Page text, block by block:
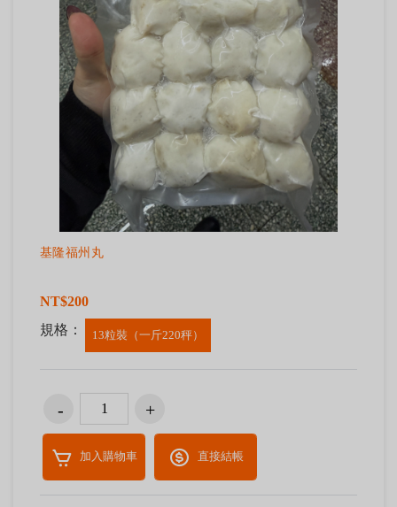
基隆福州丸
NT$200
規格：
13粒裝（一斤220秤）
加入購物車 直接結帳